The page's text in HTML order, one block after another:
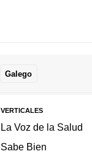
Galego
VERTICALES
La Voz de la Salud
Sabe Bien